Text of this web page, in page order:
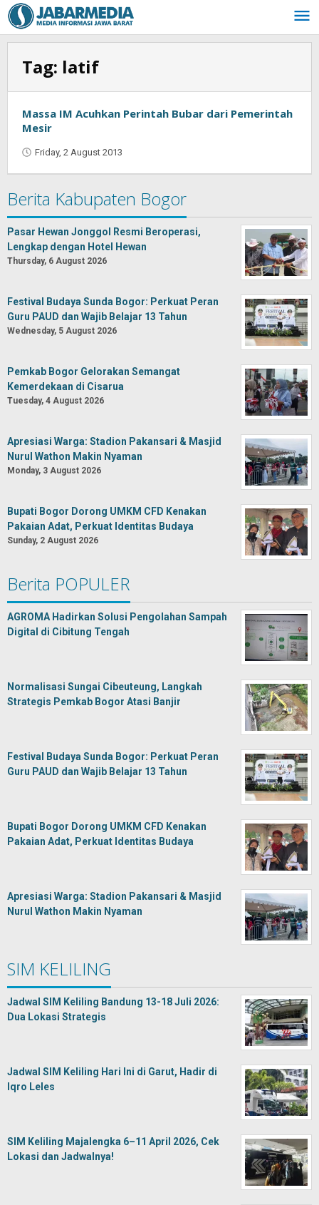
Skip
to
content
Tag: latif
Massa IM Acuhkan Perintah Bubar dari Pemerintah
Mesir
Friday, 2 August 2013
Berita Kabupaten Bogor
Pasar Hewan Jonggol Resmi Beroperasi,
Lengkap dengan Hotel Hewan
Thursday, 6 August 2026
Festival Budaya Sunda Bogor: Perkuat Peran
Guru PAUD dan Wajib Belajar 13 Tahun
Wednesday, 5 August 2026
Pemkab Bogor Gelorakan Semangat
Kemerdekaan di Cisarua
Tuesday, 4 August 2026
Apresiasi Warga: Stadion Pakansari & Masjid
Nurul Wathon Makin Nyaman
Monday, 3 August 2026
Bupati Bogor Dorong UMKM CFD Kenakan
Pakaian Adat, Perkuat Identitas Budaya
Sunday, 2 August 2026
Berita POPULER
AGROMA Hadirkan Solusi Pengolahan Sampah
Digital di Cibitung Tengah
Normalisasi Sungai Cibeuteung, Langkah
Strategis Pemkab Bogor Atasi Banjir
Festival Budaya Sunda Bogor: Perkuat Peran
Guru PAUD dan Wajib Belajar 13 Tahun
Bupati Bogor Dorong UMKM CFD Kenakan
Pakaian Adat, Perkuat Identitas Budaya
Apresiasi Warga: Stadion Pakansari & Masjid
Nurul Wathon Makin Nyaman
SIM KELILING
Jadwal SIM Keliling Bandung 13-18 Juli 2026:
Dua Lokasi Strategis
Jadwal SIM Keliling Hari Ini di Garut, Hadir di
Iqro Leles
SIM Keliling Majalengka 6–11 April 2026, Cek
Lokasi dan Jadwalnya!